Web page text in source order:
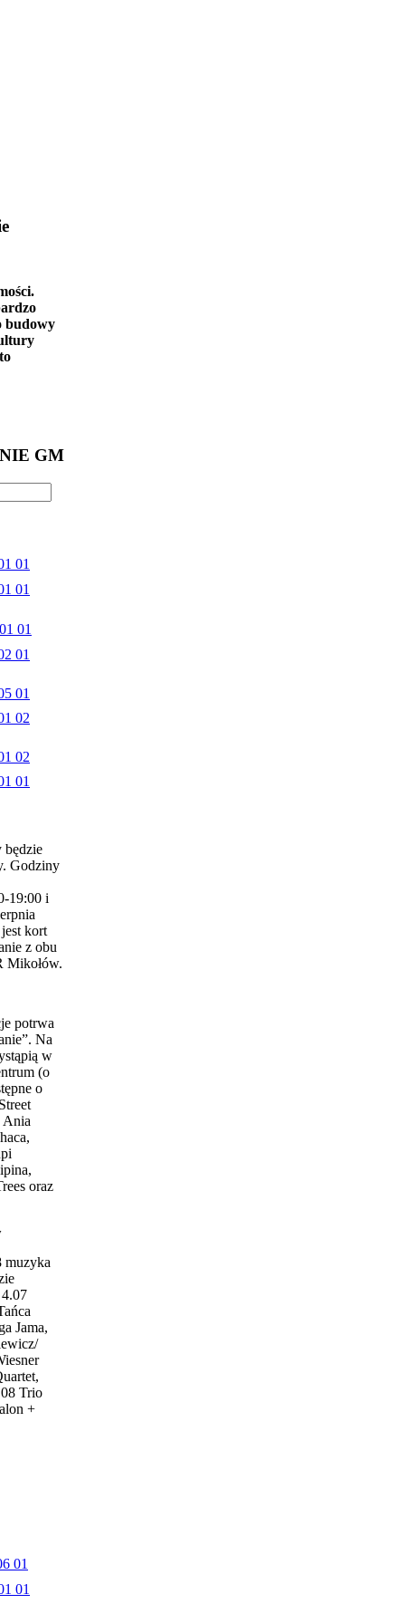
budowy
GM
będzie
Godziny
19:00 i
kort
z obu
Mikołów.
potrwa
Na
w
(o
o
Ania
oraz
muzyka
Jama,
Trio
+